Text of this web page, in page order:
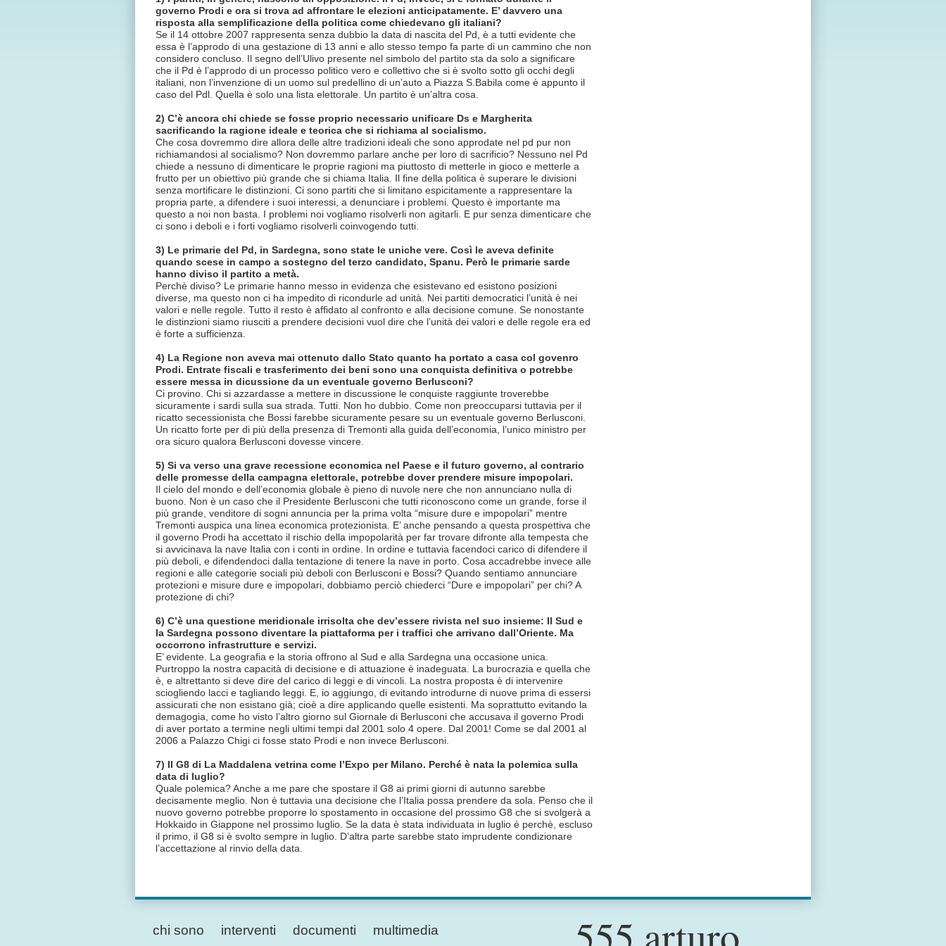
governo Prodi e ora si trova ad affrontare le elezioni anticipatamente. E’ davvero una
risposta alla semplificazione della politica come chiedevano gli italiani?
Se il 14 ottobre 2007 rappresenta senza dubbio la data di nascita del Pd, è a tutti evidente che
essa è l’approdo di una gestazione di 13 anni e allo stesso tempo fa parte di un cammino che non
considero concluso. Il segno dell’Ulivo presente nel simbolo del partito sta da solo a significare
che il Pd è l’approdo di un processo politico vero e collettivo che si è svolto sotto gli occhi degli
italiani, non l’invenzione di un uomo sul predellino di un’auto a Piazza S.Babila come è appunto il
caso del Pdl. Quella è solo una lista elettorale. Un partito è un’altra cosa.
2) C’è ancora chi chiede se fosse proprio necessario unificare Ds e Margherita
sacrificando la ragione ideale e teorica che si richiama al socialismo.
Che cosa dovremmo dire allora delle altre tradizioni ideali che sono approdate nel pd pur non
richiamandosi al socialismo? Non dovremmo parlare anche per loro di sacrificio? Nessuno nel Pd
chiede a nessuno di dimenticare le proprie ragioni ma piuttosto di metterle in gioco e metterle a
frutto per un obiettivo più grande che si chiama Italia. Il fine della politica è superare le divisioni
senza mortificare le distinzioni. Ci sono partiti che si limitano espicitamente a rappresentare la
propria parte, a difendere i suoi interessi, a denunciare i problemi. Questo è importante ma
questo a noi non basta. I problemi noi vogliamo risolverli non agitarli. E pur senza dimenticare che
ci sono i deboli e i forti vogliamo risolverli coinvogendo tutti.
3) Le primarie del Pd, in Sardegna, sono state le uniche vere. Così le aveva definite
quando scese in campo a sostegno del terzo candidato, Spanu. Però le primarie sarde
hanno diviso il partito a metà.
Perchè diviso? Le primarie hanno messo in evidenza che esistevano ed esistono posizioni
diverse, ma questo non ci ha impedito di ricondurle ad unità. Nei partiti democratici l’unità è nei
valori e nelle regole. Tutto il resto è affidato al confronto e alla decisione comune. Se nonostante
le distinzioni siamo riusciti a prendere decisioni vuol dire che l’unità dei valori e delle regole era ed
è forte a sufficienza.
4) La Regione non aveva mai ottenuto dallo Stato quanto ha portato a casa col govenro
Prodi. Entrate fiscali e trasferimento dei beni sono una conquista definitiva o potrebbe
essere messa in dicussione da un eventuale governo Berlusconi?
Ci provino. Chi si azzardasse a mettere in discussione le conquiste raggiunte troverebbe
sicuramente i sardi sulla sua strada. Tutti. Non ho dubbio. Come non preoccuparsi tuttavia per il
ricatto secessionista che Bossi farebbe sicuramente pesare su un eventuale governo Berlusconi.
Un ricatto forte per di più della presenza di Tremonti alla guida dell’economia, l’unico ministro per
ora sicuro qualora Berlusconi dovesse vincere.
5) Si va verso una grave recessione economica nel Paese e il futuro governo, al contrario
delle promesse della campagna elettorale, potrebbe dover prendere misure impopolari.
Il cielo del mondo e dell’economia globale è pieno di nuvole nere che non annunciano nulla di
buono. Non è un caso che il Presidente Berlusconi che tutti riconoscono come un grande, forse il
più grande, venditore di sogni annuncia per la prima volta “misure dure e impopolari” mentre
Tremonti auspica una linea economica protezionista. E’ anche pensando a questa prospettiva che
il governo Prodi ha accettato il rischio della impopolarità per far trovare difronte alla tempesta che
si avvicinava la nave Italia con i conti in ordine. In ordine e tuttavia facendoci carico di difendere il
più deboli, e difendendoci dalla tentazione di tenere la nave in porto. Cosa accadrebbe invece alle
regioni e alle categorie sociali più deboli con Berlusconi e Bossi? Quando sentiamo annunciare
protezioni e misure dure e impopolari, dobbiamo perciò chiederci “Dure e impopolari” per chi? A
protezione di chi?
6) C’è una questione meridionale irrisolta che dev’essere rivista nel suo insieme: Il Sud e
la Sardegna possono diventare la piattaforma per i traffici che arrivano dall’Oriente. Ma
occorrono infrastrutture e servizi.
E’ evidente. La geografia e la storia offrono al Sud e alla Sardegna una occasione unica.
Purtroppo la nostra capacità di decisione e di attuazione è inadeguata. La burocrazia e quella che
è, e altrettanto si deve dire del carico di leggi e di vincoli. La nostra proposta è di intervenire
sciogliendo lacci e tagliando leggi. E, io aggiungo, di evitando introdurne di nuove prima di essersi
assicurati che non esistano già; cioè a dire applicando quelle esistenti. Ma soprattutto evitando la
demagogia, come ho visto l’altro giorno sul Giornale di Berlusconi che accusava il governo Prodi
di aver portato a termine negli ultimi tempi dal 2001 solo 4 opere. Dal 2001! Come se dal 2001 al
2006 a Palazzo Chigi ci fosse stato Prodi e non invece Berlusconi.
7) Il G8 di La Maddalena vetrina come l’Expo per Milano. Perché è nata la polemica sulla
data di luglio?
Quale polemica? Anche a me pare che spostare il G8 ai primi giorni di autunno sarebbe
decisamente meglio. Non è tuttavia una decisione che l’Italia possa prendere da sola. Penso che il
nuovo governo potrebbe proporre lo spostamento in occasione del prossimo G8 che si svolgerà a
Hokkaido in Giappone nel prossimo luglio. Se la data è stata individuata in luglio è perchè, escluso
il primo, il G8 si è svolto sempre in luglio. D’altra parte sarebbe stato imprudente condizionare
l’accettazione al rinvio della data.
chi sono interventi documenti multimedia